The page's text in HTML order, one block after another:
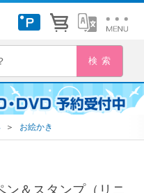
＞ お絵かき
＆スタンプ（リニ